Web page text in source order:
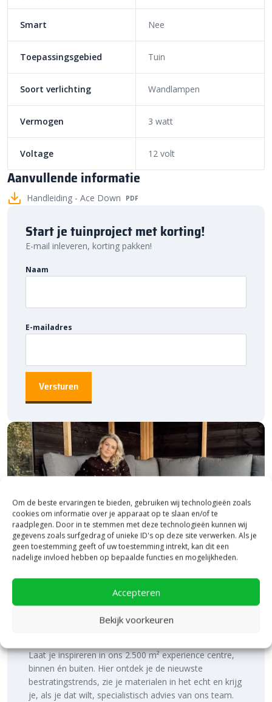
Om de beste ervaringen te bieden, gebruiken wij technologieën zoals
cookies om informatie over je apparaat op te slaan en/of te
raadplegen. Door in te stemmen met deze technologieën kunnen wij
gegevens zoals surfgedrag of unieke ID's op deze site verwerken. Als je
geen toestemming geeft of uw toestemming intrekt, kan dit een
nadelige invloed hebben op bepaalde functies en mogelijkheden.
Accepteren
Bekijk voorkeuren
TIP: Denk aan een verlengkabel
Lichtbeeld aan te passen met meerdere accesoires
Plaatsingsadvies:
1,8 meter
Smart Nee
Toepassingsgebied Tuin
Soort verlichting Wandlampen
Vermogen 3 watt
Voltage 12 volt
Aanvullende informatie
Handleiding - Ace Down PDF
Start je tuinproject met korting!
E-mail inleveren, korting pakken!
Naam
E-mailadres
Bezoek onze vestiging in Heerde,
inspiratie binnen én buiten!
Laat je inspireren in ons 2.500 m² experience centre,
binnen én buiten. Hier ontdek je de nieuwste
bestratingstrends, zie je materialen in het echt en krijg
je, als je dat wilt, specialistisch advies van ons team.